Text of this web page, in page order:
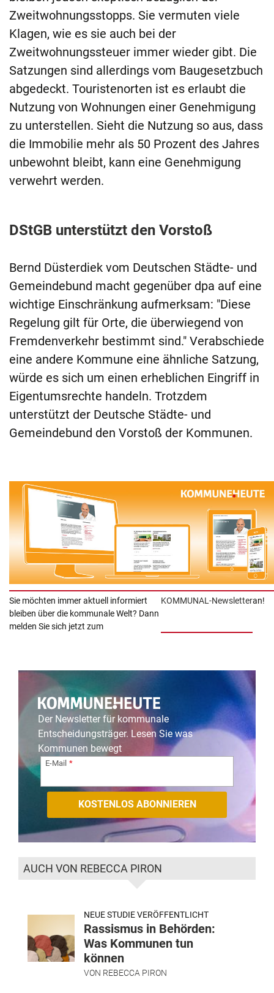
Zweitwohnungsstopps. Sie vermuten viele
Klagen, wie es sie auch bei der
Zweitwohnungssteuer immer wieder gibt. Die
Satzungen sind allerdings vom Baugesetzbuch
abgedeckt. Touristenorten ist es erlaubt die
Nutzung von Wohnungen einer Genehmigung
zu unterstellen. Sieht die Nutzung so aus, dass
die Immobilie mehr als 50 Prozent des Jahres
unbewohnt bleibt, kann eine Genehmigung
verwehrt werden.
DStGB unterstützt den Vorstoß
Bernd Düsterdiek vom Deutschen Städte- und
Gemeindebund macht gegenüber dpa auf eine
wichtige Einschränkung aufmerksam: "Diese
Regelung gilt für Orte, die überwiegend von
Fremdenverkehr bestimmt sind." Verabschiede
eine andere Kommune eine ähnliche Satzung,
würde es sich um einen erheblichen Eingriff in
Eigentumsrechte handeln. Trotzdem
unterstützt der Deutsche Städte- und
Gemeindebund den Vorstoß der Kommunen.
Sie möchten immer aktuell informiert
bleiben über die kommunale Welt? Dann
melden Sie sich jetzt zum
KOMMUNAL-Newsletteran!
Der Newsletter für kommunale
Entscheidungsträger. Lesen Sie was
Kommunen bewegt
E-Mail
AUCH VON REBECCA PIRON
NEUE STUDIE VERÖFFENTLICHT
Rassismus in Behörden:
Was Kommunen tun
können
VON REBECCA PIRON